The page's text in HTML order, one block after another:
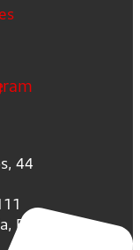
44
España.